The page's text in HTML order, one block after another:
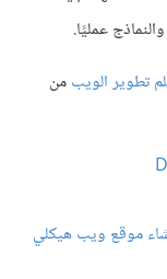
تطوير الويبمن
موقع ويب هيكلي